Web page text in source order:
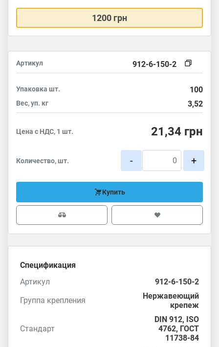
1200 грн
Артикул 912-6-150-2
Упаковка шт. 100
Вес, уп. кг 3,52
Цена с НДС, 1 шт. 21,34 грн
Количество, шт. - +
Купить
Спецификация
Артикул
912-6-150-2
Группа крепления
Нержавеющий
крепеж
Стандарт
DIN 912, ISO
4762, ГОСТ
11738-84